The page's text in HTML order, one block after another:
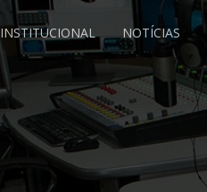
INSTITUCIONAL NOTÍCIAS